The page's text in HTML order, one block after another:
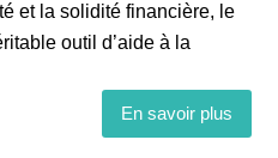
et la solidité financière, le
outil d’aide à la
En savoir plus